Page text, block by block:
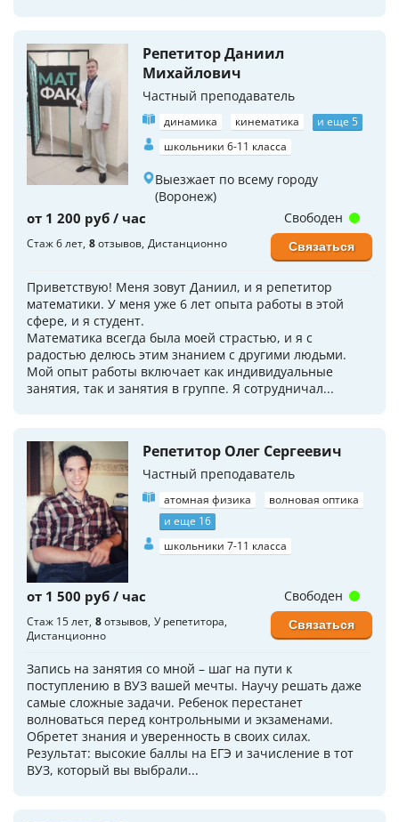
Репетитор Даниил
Михайлович
Частный преподаватель
динамика кинематика
и еще 5
школьники 6-11 класса
Выезжает по всему городу
(Воронеж)
от 1 200 руб / час
Стаж 6 лет 8отзывов Дистанционно
Приветствую! Меня зовут Даниил, и я репетитор
математики. У меня уже 6 лет опыта работы в этой
сфере, и я студент.
Математика всегда была моей страстью, и я с
радостью делюсь этим знанием с другими людьми.
Мой опыт работы включает как индивидуальные
занятия, так и занятия в группе. Я сотрудничал...
Свободен
Связаться
Репетитор Олег Сергеевич
Частный преподаватель
атомная физика
волновая оптика
и еще 16
школьники 7-11 класса
от 1 500 руб / час
Стаж 15 лет 8отзывов У репетитора
Дистанционно
Запись на занятия со мной – шаг на пути к
поступлению в ВУЗ вашей мечты. Научу решать даже
самые сложные задачи. Ребенок перестанет
волноваться перед контрольными и экзаменами.
Обретет знания и уверенность в своих силах.
Результат: высокие баллы на ЕГЭ и зачисление в тот
ВУЗ, который вы выбрали...
Свободен
Связаться